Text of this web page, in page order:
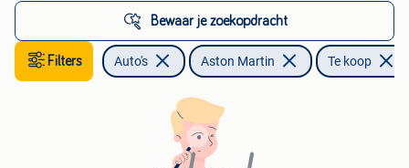
Bewaar je zoekopdracht
Filters Auto's Aston Martin Te koop